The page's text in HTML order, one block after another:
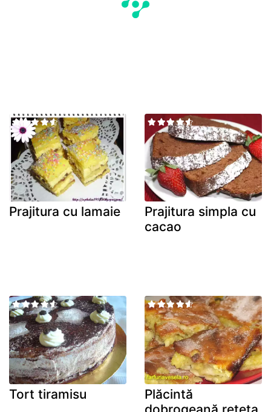
Prajitura cu lamaie
Prajitura simpla cu
cacao
Tort tiramisu
Plăcintă